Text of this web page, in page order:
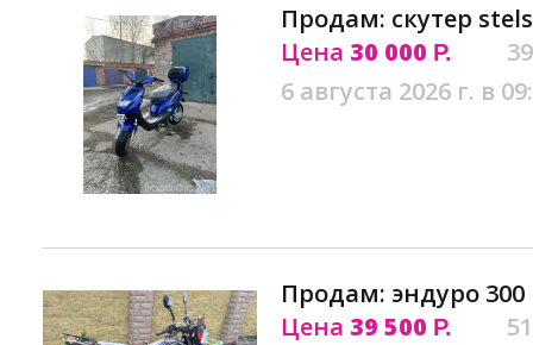
Продам: скутер
Цена 30 000 Р.
6 августа 2026 г. в
Продам: эндуро 300
Цена 39 500 Р.